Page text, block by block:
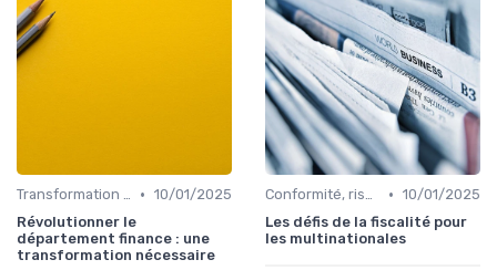
Transformation de la fonction finance • 10/01/2025
Révolutionner le
département finance : une
transformation nécessaire
Conformité, risques & réglementation • 10/01/2025
Les défis de la fiscalité pour
les multinationales